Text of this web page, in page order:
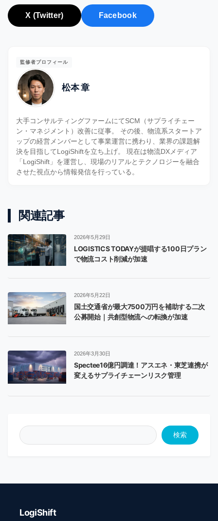
X (Twitter) Facebook
監修者プロフィール
松本 章
大手コンサルティングファームにてSCM（サプライチェー
ン・マネジメント）改善に従事。 その後、物流系スタートア
ップの経営メンバーとして事業運営に携わり、業界の課題解
決を目指してLogiShiftを立ち上げ。 現在は物流DXメディア
「LogiShift」を運営し、現場のリアルとテクノロジーを融合
させた視点から情報発信を行っている。
関連記事
2026年5月29日
LOGISTICS TODAYが提唱する100日プラン
で物流コスト削減が加速
2026年5月22日
国土交通省が最大7500万円を補助する二次
公募開始｜共創型物流への転換が加速
2026年3月30日
Spectee16億円調達！アスエネ・東芝連携が
変えるサプライチェーンリスク管理
検索
LogiShift